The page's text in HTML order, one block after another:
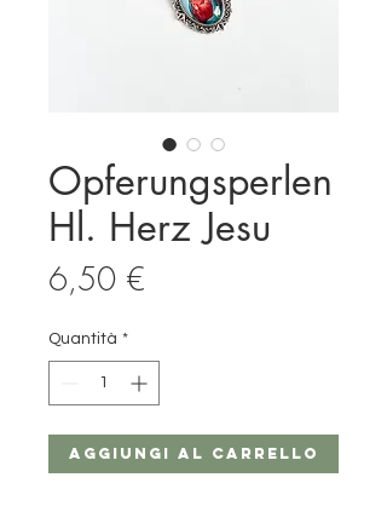
Opferungsperlen
Hl. Herz Jesu
6,50 €
Quantità *
Aggiungi al carrello